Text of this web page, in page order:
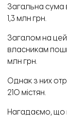
Загальна сума
1,3 млн грн.
Загалом на цей
власникам
млн грн.
Однак з них
210 містян.
Нагадаємо, що